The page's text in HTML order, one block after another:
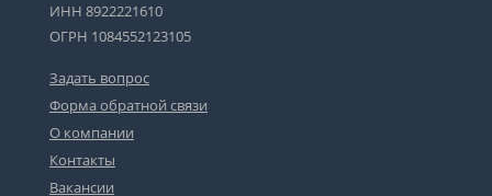
ИНН 8922221610
ОГРН 1084552123105
Задать вопрос
Форма обратной связи
О компании
Контакты
Вакансии